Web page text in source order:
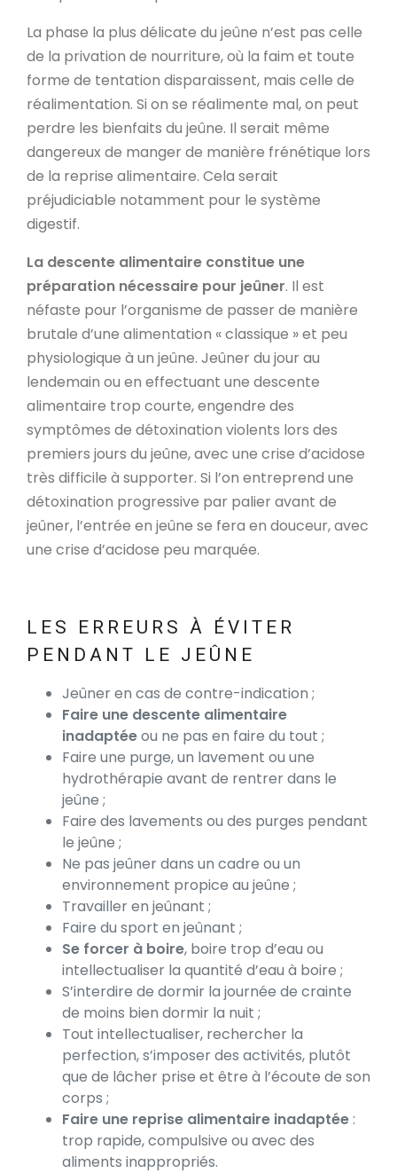
La phase la plus délicate du jeûne n’est pas celle
de la privation de nourriture, où la faim et toute
forme de tentation disparaissent, mais celle de
réalimentation. Si on se réalimente mal, on peut
perdre les bienfaits du jeûne. Il serait même
dangereux de manger de manière frénétique lors
de la reprise alimentaire. Cela serait
préjudiciable notamment pour le système
digestif.
La descente alimentaire constitue une
préparation nécessaire pour jeûner. Il est
néfaste pour l’organisme de passer de manière
brutale d’une alimentation « classique » et peu
physiologique à un jeûne. Jeûner du jour au
lendemain ou en effectuant une descente
alimentaire trop courte, engendre des
symptômes de détoxination violents lors des
premiers jours du jeûne, avec une crise d’acidose
très difficile à supporter. Si l’on entreprend une
détoxination progressive par palier avant de
jeûner, l’entrée en jeûne se fera en douceur, avec
une crise d’acidose peu marquée.
LES ERREURS À ÉVITER
PENDANT LE JEÛNE
Jeûner en cas de contre-indication ;
Faire une descente alimentaire
inadaptéeou ne pas en faire du tout ;
Faire une purge, un lavement ou une
hydrothérapie avant de rentrer dans le
jeûne ;
Faire des lavements ou des purges pendant
le jeûne ;
Ne pas jeûner dans un cadre ou un
environnement propice au jeûne ;
Travailler en jeûnant ;
Faire du sport en jeûnant ;
Se forcer à boire, boire trop d’eau ou
intellectualiser la quantité d’eau à boire ;
S’interdire de dormir la journée de crainte
de moins bien dormir la nuit ;
Tout intellectualiser, rechercher la
perfection, s’imposer des activités, plutôt
que de lâcher prise et être à l’écoute de son
corps ;
Faire une reprise alimentaire inadaptée:
trop rapide, compulsive ou avec des
aliments inappropriés.